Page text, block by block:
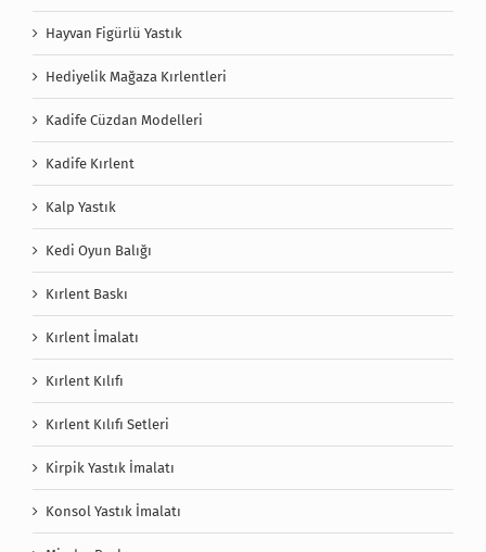
Hayvan Figürlü Yastık
Hediyelik Mağaza Kırlentleri
Kadife Cüzdan Modelleri
Kadife Kırlent
Kalp Yastık
Kedi Oyun Balığı
Kırlent Baskı
Kırlent İmalatı
Kırlent Kılıfı
Kırlent Kılıfı Setleri
Kirpik Yastık İmalatı
Konsol Yastık İmalatı